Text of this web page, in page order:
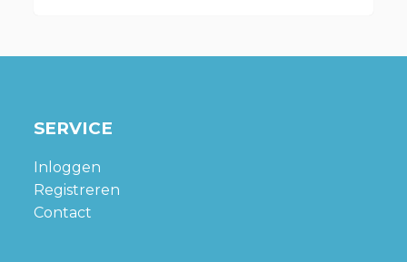
SERVICE
Inloggen
Registreren
Contact